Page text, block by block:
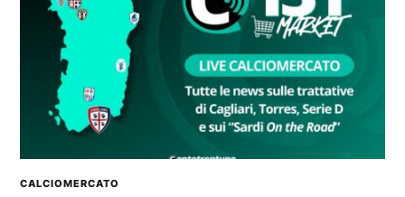
CALCIOMERCATO